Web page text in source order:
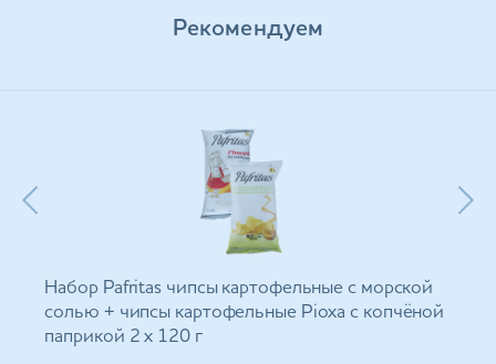
Рекомендуем
Набор Pafritas чипсы картофельные с морской
солью + чипсы картофельные Ріоха с копчёной
паприкой 2 х 120 г